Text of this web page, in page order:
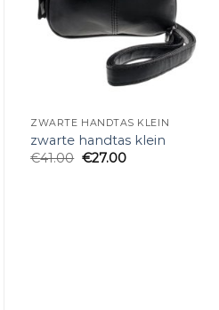
ZWARTE HANDTAS KLEIN
zwarte handtas klein
€41.00 €27.00